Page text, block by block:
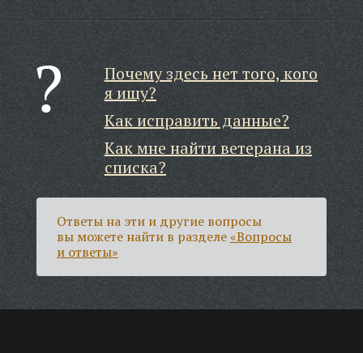
Почему здесь нет того, кого
я ищу?
Как исправить данные?
Как мне найти ветерана из
списка?
Ответы на эти и другие вопросы
вы можете найти в разделе«Вопросы
и ответы»